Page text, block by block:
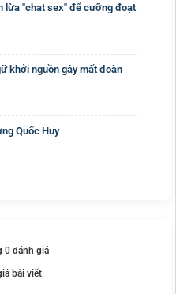
lừa "chat sex" để cưỡng đoạt
khởi nguồn gây mất đoàn
Quốc Huy
0 đánh giá
bài viết